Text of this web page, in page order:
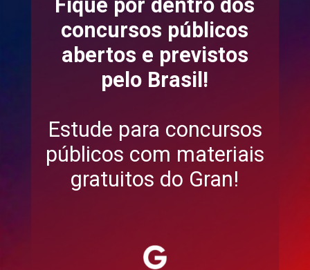
Fique por dentro dos
concursos públicos
abertos e previstos
pelo Brasil!
Estude para concursos
públicos com materiais
gratuitos do Gran!